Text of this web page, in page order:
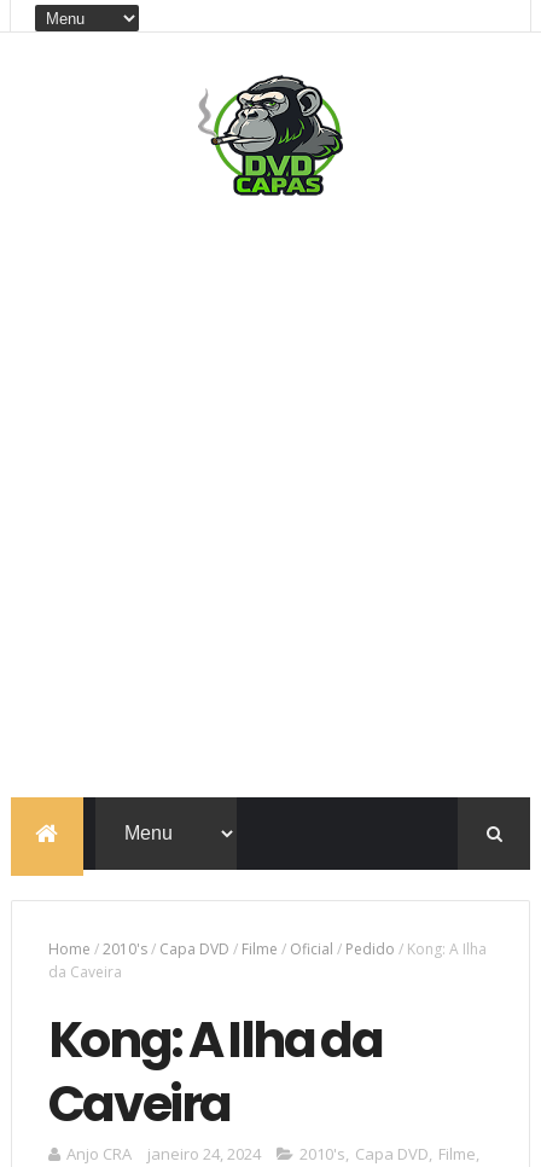
Home /2010's/ Capa DVD / Filme / Oficial / Pedido / Kong: A Ilha
da Caveira
Kong: A Ilha da
Caveira
Anjo CRA janeiro 24, 2024 2010's, Capa DVD, Filme,